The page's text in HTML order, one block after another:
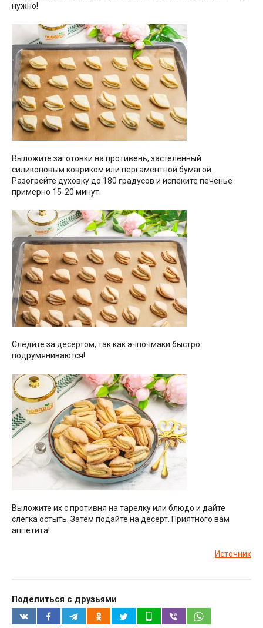
нужно!
Выложите заготовки на противень, застеленный
силиконовым ковриком или пергаментной бумагой.
Разогрейте духовку до 180 градусов и испеките печенье
примерно 15-20 минут.
Следите за десертом, так как эчпочмаки быстро
подрумяниваются!
Выложите их с противня на тарелку или блюдо и дайте
слегка остыть. Затем подайте на десерт. Приятного вам
аппетита!
Источник
Поделиться с друзьями